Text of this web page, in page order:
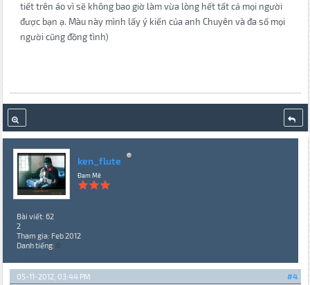
tiết trên áo vì sẽ không bao giờ làm vừa lòng hết tất cả mọi người
được bạn ạ. Màu này mình lấy ý kiến của anh Chuyên và đa số mọi
người cũng đồng tình)
ken_flute
Đam Mê
Bài viết: 62
2
Tham gia: Feb 2012
Danh tiếng: 0
#4
05-11-2012, 03:44 PM